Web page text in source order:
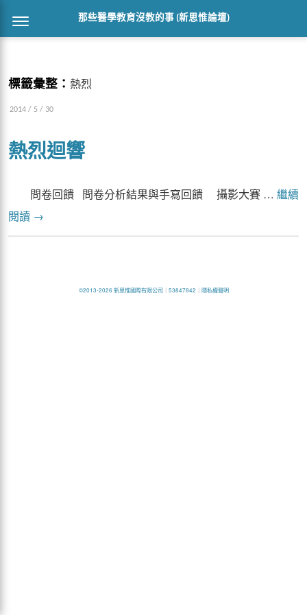
那些醫學教育沒教的事 (新思惟論壇)
標籤彙整： 熱烈
2014 / 5 / 30
熱烈迴響
問卷回饋 問卷分析結果與手寫回饋 攝影大賽 … 繼續
閱讀 →
©2013-2026 新思惟國際有限公司｜ 53847842 ｜ 隱私權聲明